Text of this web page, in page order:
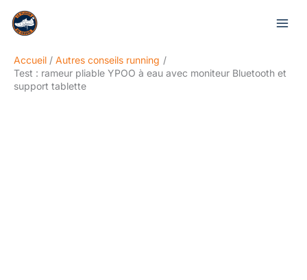
Accueil
Autres conseils running
Test : rameur pliable YPOO à eau avec moniteur Bluetooth et
support tablette
Rechercher